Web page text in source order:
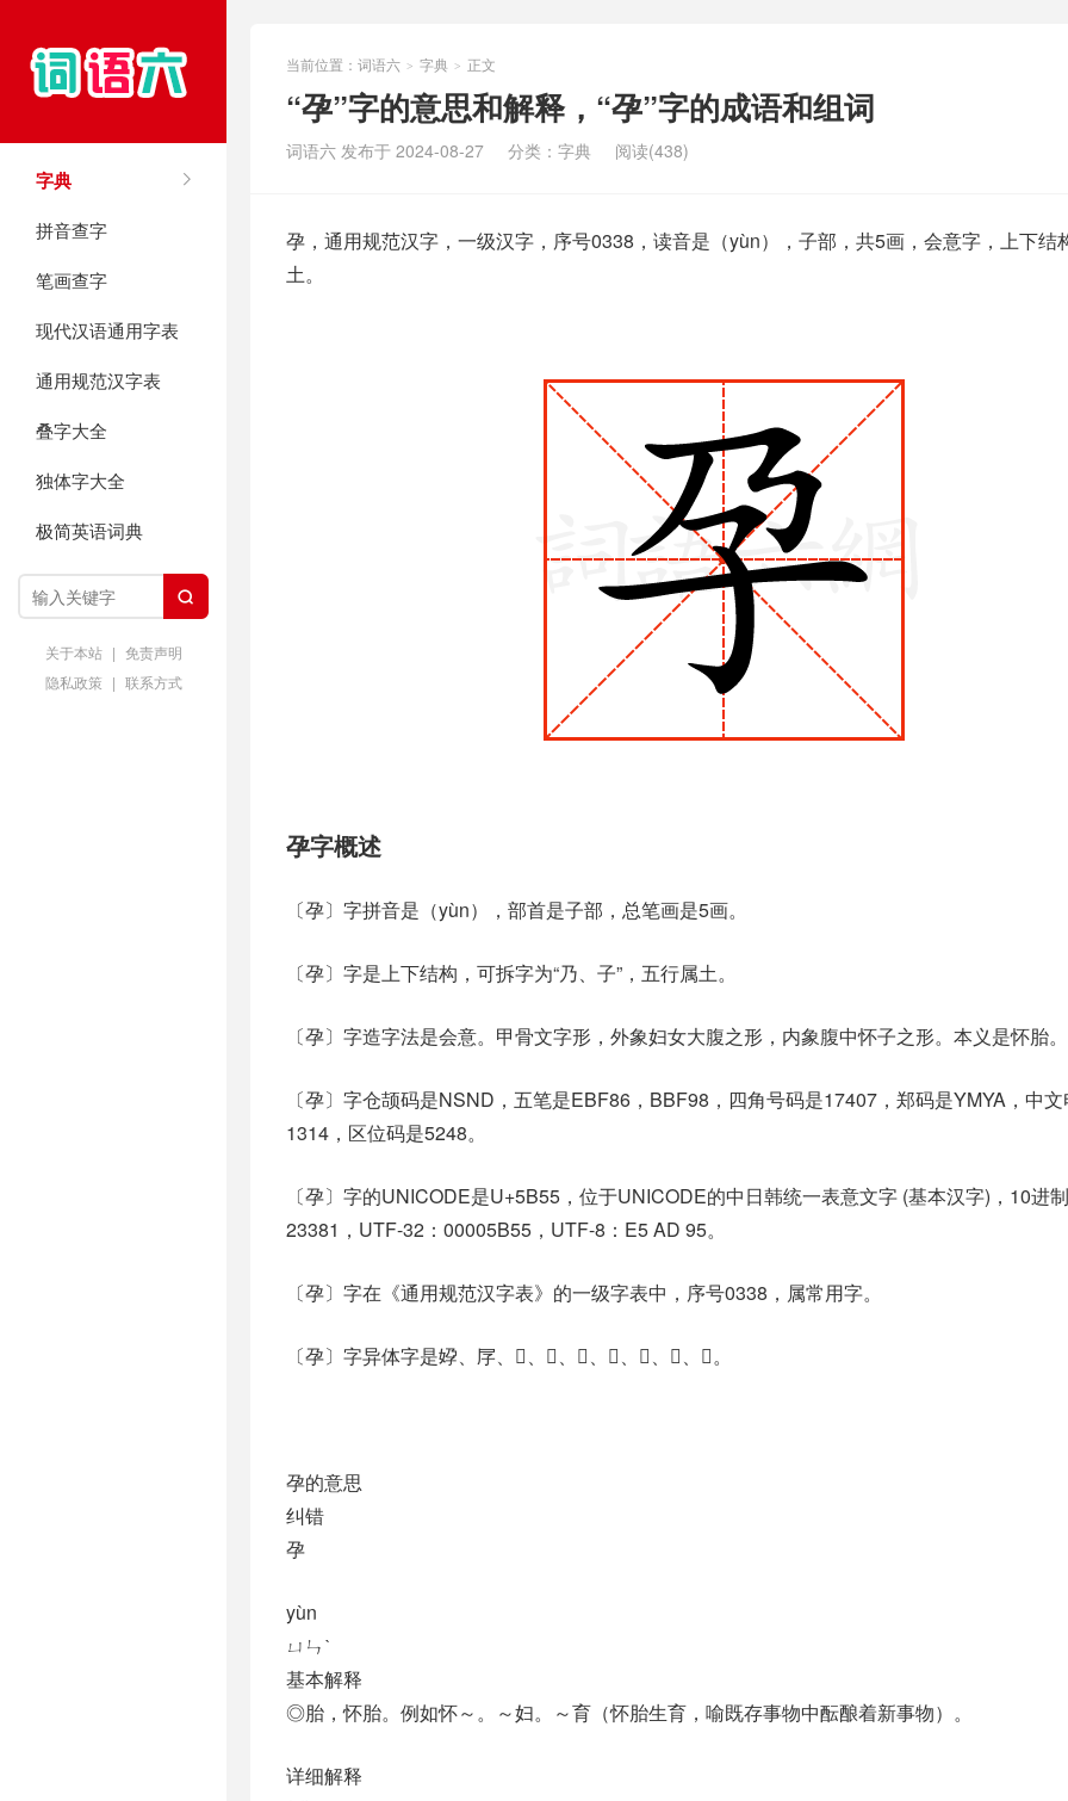
字典
拼音查字
笔画查字
现代汉语通用字表
通用规范汉字表
叠字大全
独体字大全
极简英语词典

关于本站 | 免责声明
隐私政策 | 联系方式
当前位置： 词语六 > 字典 > 正文
“孕”字的意思和解释，“孕”字的成语和组词
词语六 发布于 2024-08-27 分类： 字典 阅读(438)
孕，通用规范汉字，一级汉字，序号0338，读音是（yùn），子部，共5画，会意字，上下结
土。
孕字概述
〔孕〕字拼音是（yùn），部首是子部，总笔画是5画。
〔孕〕字是上下结构，可拆字为“乃、子”，五行属土。
〔孕〕字造字法是会意。甲骨文字形，外象妇女大腹之形，内象腹中怀子之形。本义是怀胎。
〔孕〕字仓颉码是NSND，五笔是EBF86，BBF98，四角号码是17407，郑码是YMYA，中
1314，区位码是5248。
〔孕〕字的UNICODE是U+5B55，位于UNICODE的中日韩统一表意文字 (基本汉字)，10进制
23381，UTF-32：00005B55，UTF-8：E5 AD 95。
〔孕〕字在《通用规范汉字表》的一级字表中，序号0338，属常用字。
〔孕〕字异体字是㚺、㞌、𡢘、𡥗、𡱟、𣎜、𥀨、𥀩、𨈼。
孕的意思
纠错
孕
yùn
ㄩㄣˋ
基本解释
◎胎，怀胎。例如怀～。～妇。～育（怀胎生育，喻既存事物中酝酿着新事物）。
详细解释